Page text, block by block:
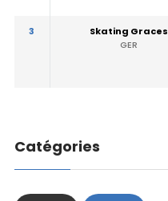
3
Skating Graces
GER
Catégories